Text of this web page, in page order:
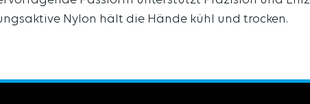
Nylon hält die Hände kühl und trocken.